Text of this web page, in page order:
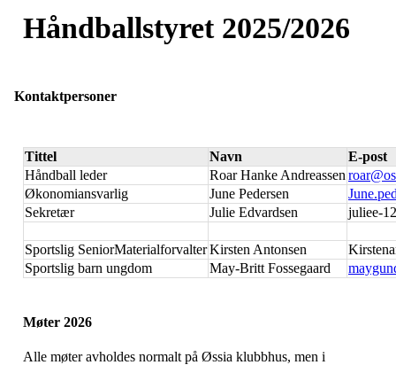
Håndballstyret 2025/2026
Kontaktpersoner
Tittel Navn
E-post
Håndball leder
Roar Hanke Andreassen
Økonomiansvarlig
June Pedersen
Sekretær
Julie Edvardsen juliee-
Sportslig SeniorMaterialforvalterKirsten Antonsen
Sportslig barn ungdom
May-Britt Fossegaard
Møter 2026
Alle møter avholdes normalt på Øssia klubbhus, men i